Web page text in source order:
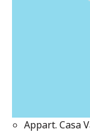
Appart. Casa